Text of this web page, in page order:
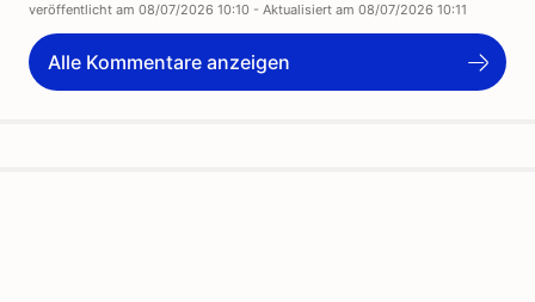
veröffentlicht am 08/07/2026 10:10 - Aktualisiert am 08/07/2026 10:11
Alle Kommentare anzeigen